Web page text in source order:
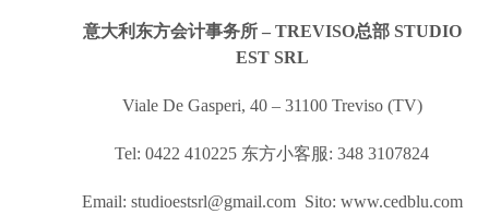
意大利东方会计事务所 – TREVISO总部 STUDIO
EST SRL
Viale De Gasperi, 40 – 31100 Treviso (TV)
Tel: 0422 410225 东方小客服: 348 3107824
Email: studioestsrl@gmail.com Sito: www.cedblu.com